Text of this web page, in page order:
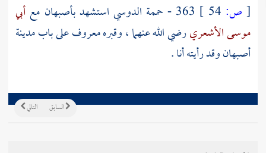
[ ص: 363 - حممة الدوسي استشهدبأصبهان مع أبي
موسى الأشعريرضي الله عنهما ، وقبره معروف على باب مدينة
أصبهانوقد رأيته أنا .
التالي السابق